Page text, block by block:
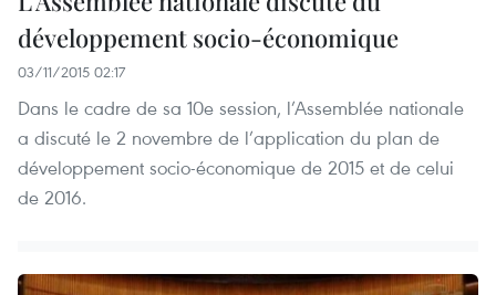
développement socio-économique
03/11/2015 02:17
Dans le cadre de sa 10e session, l’Assemblée nationale
a discuté le 2 novembre de l’application du plan de
développement socio-économique de 2015 et de celui
de 2016.